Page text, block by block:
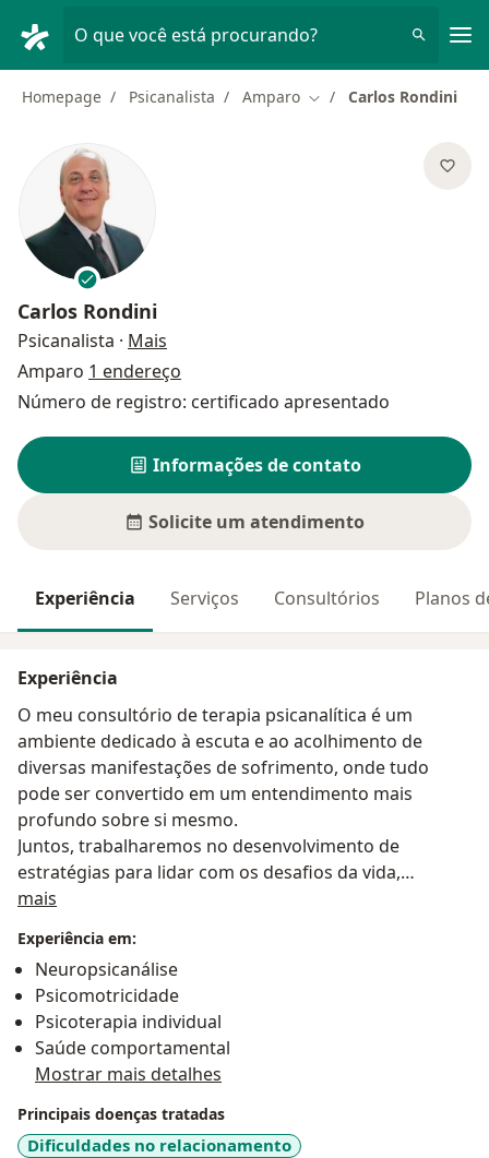
O que você está procurando?
Homepage Psicanalista Amparo Mudar de cidade
Carlos Rondini
Carlos Rondini
Psicanalista · Mais
Amparo 1 endereço
Número de registro: certificado apresentado
Informações de contato
Solicite um atendimento
Experiência Serviços Consultórios Planos
Experiência
O meu consultório de terapia psicanalítica é um
ambiente dedicado à escuta e ao acolhimento de
diversas manifestações de sofrimento, onde tudo
pode ser convertido em um entendimento mais
profundo sobre si mesmo.
Juntos, trabalharemos no desenvolvimento de
estratégias para lidar com os desafios da vida,
promovendo o crescimento pessoal e o
autoconhecimento.
A cada encontro, o consultório se transforma em um
espaço seguro onde a vulnerabilidade é acolhida e a
autenticidade é incentivada.
É um lugar onde se pode encontrar apoio para
superar dificuldades, redescobrir forças internas e
construir um caminho rumo ao bem-estar e à
realização pessoal.
Venha, estou a sua espera!
mais
Experiência em:
Neuropsicanálise
Psicomotricidade
Psicoterapia individual
Saúde comportamental
Mostrar mais detalhes
Principais doenças tratadas
Dificuldades no relacionamento